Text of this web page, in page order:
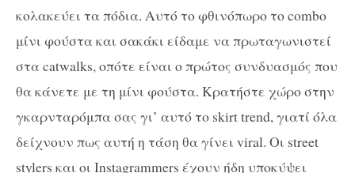
κολακεύει τα πόδια. Αυτό το φθινόπωρο το combo
μίνι φούστα και σακάκι είδαμε να πρωταγωνιστεί
στα catwalks, οπότε είναι ο πρώτος συνδυασμός που
θα κάνετε με τη μίνι φούστα. Κρατήστε χώρο στην
γκαρνταρόμπα σας γι’ αυτό το skirt trend, γιατί όλα
δείχνουν πως αυτή η τάση θα γίνει viral. Οι street
stylers και οι Instagrammers έχουν ήδη υποκύψει